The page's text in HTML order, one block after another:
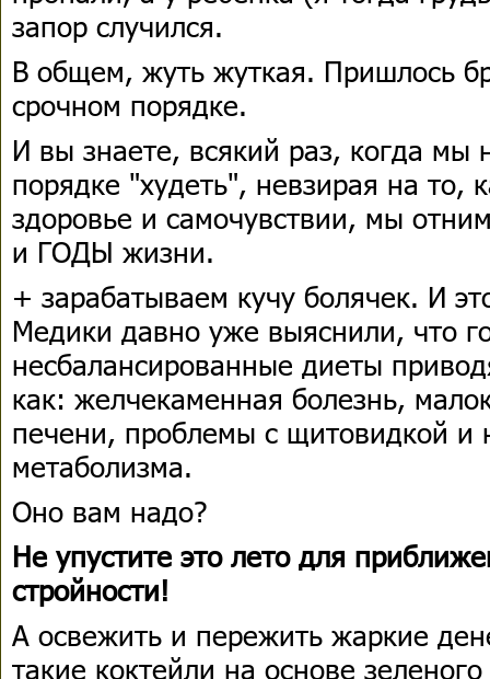
запор случился.
В общем, жуть жуткая. Пришлось
срочном порядке.
И вы знаете, всякий раз, когда мы
порядке "худеть", невзирая на то,
здоровье и самочувствии, мы
и ГОДЫ жизни.
+ зарабатываем кучу болячек. И
Медики давно уже выяснили, что
несбалансированные диеты
как: желчекаменная болезнь,
печени, проблемы с щитовидкой и
метаболизма.
Оно вам надо?
Не упустите это лето для
стройности!
А освежить и пережить жаркие
такие коктейли на основе